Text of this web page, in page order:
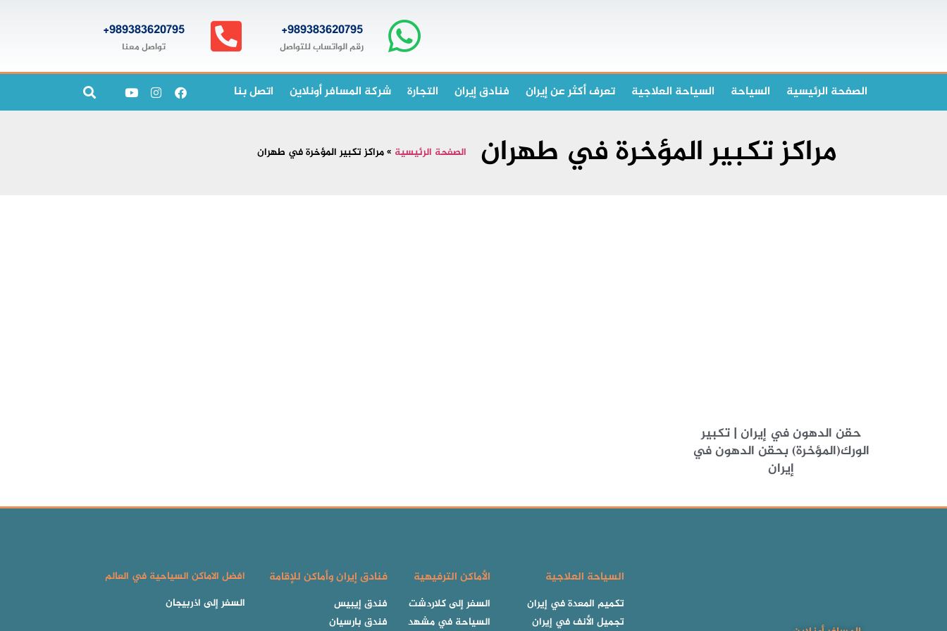
989383620795+
رقم الواتساب للتواصل
989383620795+
تواصل معنا
الصفحة الرئیسیة السياحة السياحة العلاجية تعرف أكثر عن إيران فنادق إيران التجارة شركة المسافر أونلاين اتصل بنا
مراكز تكبير المؤخرة في طهران الصفحة الرئيسية »مراكز تكبير المؤخرة في طهران
حقن الدهون في إيران | تكبير
الورك(المؤخرة) بحقن الدهون في
إيران
السياحة العلاجية
تكميم المعدة في إيران
تجميل الأنف في إيران
الأماكن الترفيهية
السفر إلى كلاردشت
السياحة في مشهد
فنادق إيران وأماكن للإقامة
فندق إيبيس
فندق بارسيان
افضل الاماكن السياحية في العالم
السفر إلى اذربيجان